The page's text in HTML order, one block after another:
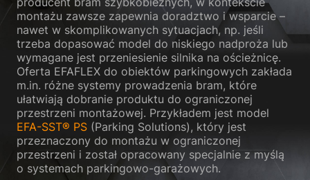
montażu zawsze zapewnia doradztwo i wsparcie –
nawet w skomplikowanych sytuacjach, np. jeśli
trzeba dopasować model do niskiego nadproża lub
wymagane jest przeniesienie silnika na ościeżnicę.
Oferta EFAFLEX do obiektów parkingowych zakłada
m.in. różne systemy prowadzenia bram, które
ułatwiają dobranie produktu do ograniczonej
przestrzeni montażowej. Przykładem jest model
EFA-SST® PS (Parking Solutions), który jest
przeznaczony do montażu w ograniczonej
przestrzeni i został opracowany specjalnie z myślą
o systemach parkingowo-garażowych.